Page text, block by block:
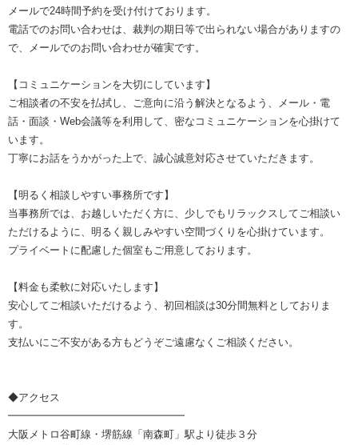
メールで24時間予約を受け付けております。
電話でのお問い合わせは、裁判の期日等で出られない場合がありますの
で、メールでのお問い合わせが確実です。
【コミュニケーションを大切にしています】
ご相談者の不安を払拭し、ご意向に沿う解決となるよう、メール・電
話・面談・Web会議等を利用して、密なコミュニケーションを心掛けて
います。
丁寧にお話をうかがった上で、誠心誠意対応させていただきます。
【明るく相談しやすい事務所です】
当事務所では、お越しいただく方に、少しでもリラックスしてご相談い
ただけるように、明るく親しみやすい空間づくりを心掛けています。
プライベートに配慮した個室もご用意しております。
【料金も柔軟に対応いたします】
安心してご相談いただけるよう、初回相談は30分間無料としておりま
す。
支払いにご不安がある方もどうぞご遠慮なくご相談ください。
◆アクセス
━━━━━━━━━━━━━━━━━
大阪メトロ谷町線・堺筋線「南森町」駅より徒歩３分